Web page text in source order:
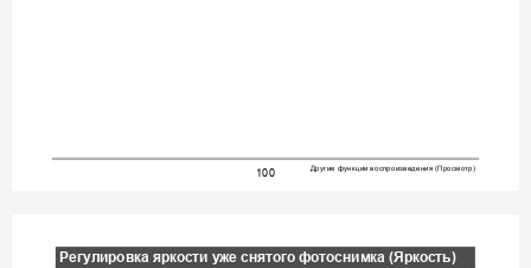
Другие функции воспроизведения (Просмотр)
100
Регулировка яркости уже снятого фотоснимка (Яркость)